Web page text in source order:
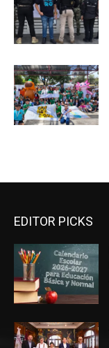
EDITOR PICKS